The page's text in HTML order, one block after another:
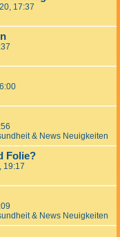
17:37
& News Neuigkeiten
Folie?
19:17
& News Neuigkeiten